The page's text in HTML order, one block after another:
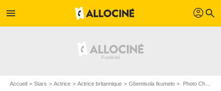
menu profil search
Accueil Stars Actrice Actrice britannique Gbemisola Ikumelo Photo Chelsea Frei, Oscar Núñez, Eric Rahill, Alex Edelman, Melvin Gregg, Ramona Young, Gbemisola Ikumelo